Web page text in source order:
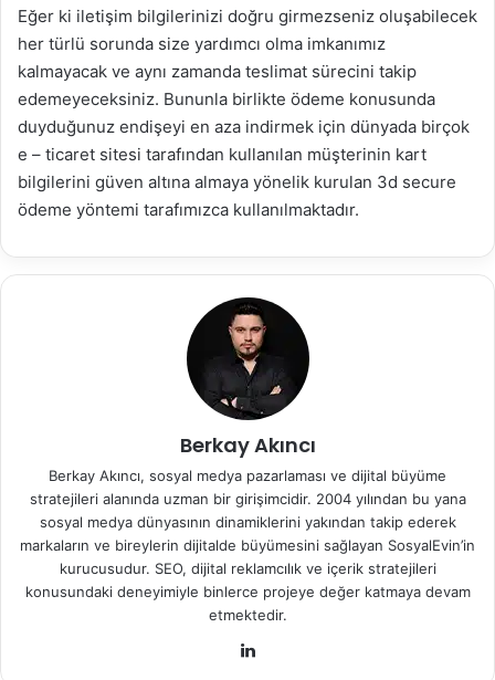
Eğer ki iletişim bilgilerinizi doğru girmezseniz oluşabilecek
her türlü sorunda size yardımcı olma imkanımız
kalmayacak ve aynı zamanda teslimat sürecini takip
edemeyeceksiniz. Bununla birlikte ödeme konusunda
duyduğunuz endişeyi en aza indirmek için dünyada birçok
e – ticaret sitesi tarafından kullanılan müşterinin kart
bilgilerini güven altına almaya yönelik kurulan 3d secure
ödeme yöntemi tarafımızca kullanılmaktadır.
Berkay Akıncı
Berkay Akıncı, sosyal medya pazarlaması ve dijital büyüme
stratejileri alanında uzman bir girişimcidir. 2004 yılından bu yana
sosyal medya dünyasının dinamiklerini yakından takip ederek
markaların ve bireylerin dijitalde büyümesini sağlayan SosyalEvin’in
kurucusudur. SEO, dijital reklamcılık ve içerik stratejileri
konusundaki deneyimiyle binlerce projeye değer katmaya devam
etmektedir.